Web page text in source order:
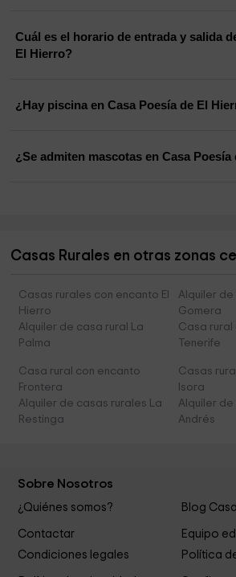
Cuál es el horario de entrada y salida de Casa Poesía
El Hierro?
¿Hay piscina en Casa Poesía de El
¿Se admiten mascotas en Casa Poesía
Casas Rurales en otras zonas
Casas rurales con encanto El
Hierro
Alquiler
Gomera
Alquiler de casa rural La
Palma
Casa rural
Tenerife
Casa rural con encanto
Frontera
Casas
Isora
Alquiler de casas rurales La
Restinga
Alquiler de
Andrés
Sobre Nosotros
¿Quiénes somos? Blog
Contactar
Equipo
Condiciones legales
Política